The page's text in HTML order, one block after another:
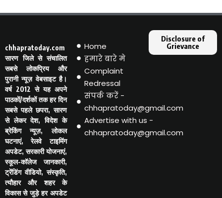
chhapratoday.com
सारण जिले से संचालित
सबसे लोकप्रिय और
पुरानी न्यूज़ वेबसाइट है।
वर्ष 2012 से यह अपने
पाठकों/दर्शकों तक हर दिन
सबसे पहले छपरा, सारण
से लेकर देश, विदेश के
ब्रेकिंग न्यूज़, लोकल
घटनाएं, रेलवे टाइमिंग
अपडेट, सरकारी योजनाएं,
स्कूल-कॉलेज जानकारी,
ट्रेंडिंग वीडियो, संस्कृति,
त्यौहार और शहर के
विकास से जुड़े हर अपडेट
Home
हमारे बारे मे
Complaint
Redressal
संपर्क करें -
chhapratoday@gmail.com
Advertise with us -
chhapratoday@gmail.com
Disclosure of
Grievance